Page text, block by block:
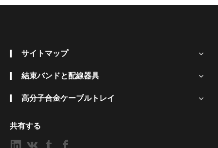
サイトマップ
結束バンドと配線器具
高分子合金ケーブルトレイ
共有する